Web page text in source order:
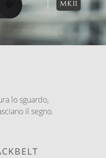
MKII
lo sguardo,
il segno.